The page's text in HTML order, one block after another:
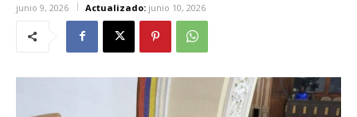
junio 9, 2026 Actualizado: junio 10, 2026